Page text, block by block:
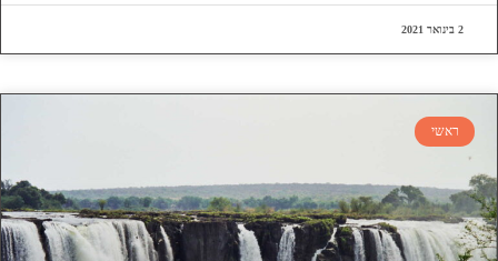
2 בינואר 2021
ראשי